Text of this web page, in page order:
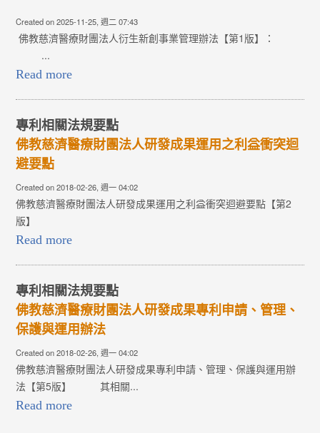
Created on 2025-11-25, 週二 07:43
佛教慈濟醫療財團法人衍生新創事業管理辦法【第1版】：
...
Read more
專利相關法規要點
佛教慈濟醫療財團法人研發成果運用之利益衝突迴
避要點
Created on 2018-02-26, 週一 04:02
佛教慈濟醫療財團法人研發成果運用之利益衝突迴避要點【第2
版】
Read more
專利相關法規要點
佛教慈濟醫療財團法人研發成果專利申請、管理、
保護與運用辦法
Created on 2018-02-26, 週一 04:02
佛教慈濟醫療財團法人研發成果專利申請、管理、保護與運用辦
法【第5版】 其相關...
Read more